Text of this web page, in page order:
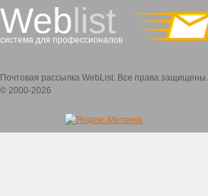
Weblist
система для профессионалов
Почтовая рассылка WebList. Все права защищены.
© 2000-2026